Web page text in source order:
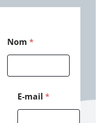
Nom *
E-mail *
e